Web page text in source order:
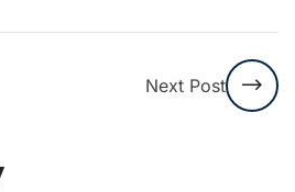
Next Post